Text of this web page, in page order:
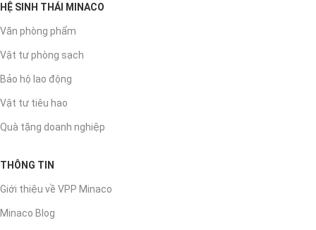
HỆ SINH THÁI MINACO
Văn phòng phẩm
Vật tư phòng sạch
Bảo hộ lao động
Vật tư tiêu hao
Quà tặng doanh nghiệp
THÔNG TIN
Giới thiệu về VPP Minaco
Minaco Blog